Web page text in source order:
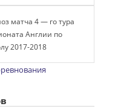
матча 4 — го тура
Англии по
2017-2018